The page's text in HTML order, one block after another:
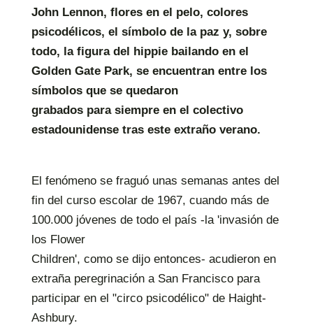
John Lennon, flores en el pelo, colores
psicodélicos, el símbolo de la paz y, sobre
todo, la figura del hippie bailando en el
Golden Gate Park, se encuentran entre los
símbolos que se quedaron
grabados para siempre en el colectivo
estadounidense tras este extraño verano.
El fenómeno se fraguó unas semanas antes del
fin del curso escolar de 1967, cuando más de
100.000 jóvenes de todo el país -la 'invasión de
los Flower
Children', como se dijo entonces- acudieron en
extraña peregrinación a San Francisco para
participar en el "circo psicodélico" de Haight-
Ashbury.